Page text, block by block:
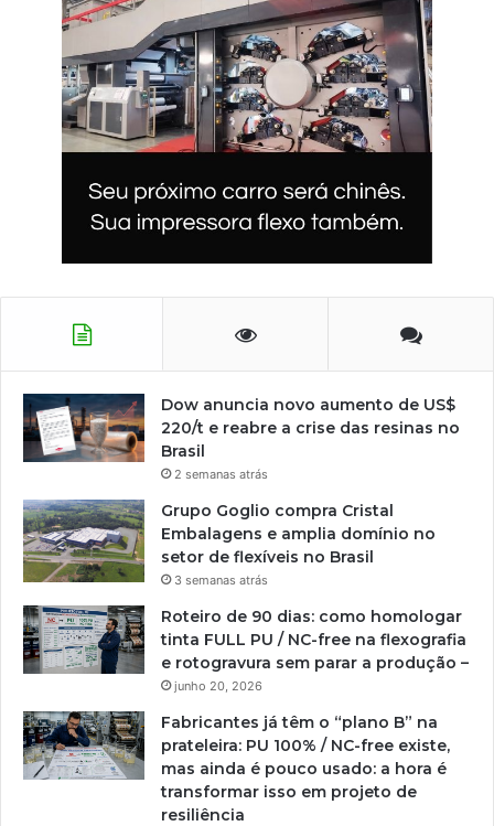
Dow anuncia novo aumento de US$
220/t e reabre a crise das resinas no
Brasil
2 semanas atrás
Grupo Goglio compra Cristal
Embalagens e amplia domínio no
setor de flexíveis no Brasil
3 semanas atrás
Roteiro de 90 dias: como homologar
tinta FULL PU / NC-free na flexografia
e rotogravura sem parar a produção –
junho 20, 2026
Fabricantes já têm o “plano B” na
prateleira: PU 100% / NC-free existe,
mas ainda é pouco usado: a hora é
transformar isso em projeto de
resiliência